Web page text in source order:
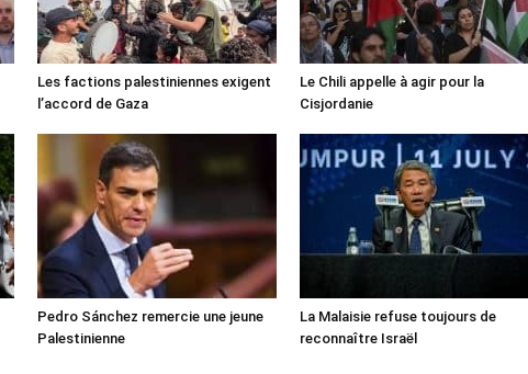
Les factions palestiniennes exigent
l’accord de Gaza
Le Chili appelle à agir pour la
Cisjordanie
Pedro Sánchez remercie une jeune
Palestinienne
La Malaisie refuse toujours de
reconnaître Israël